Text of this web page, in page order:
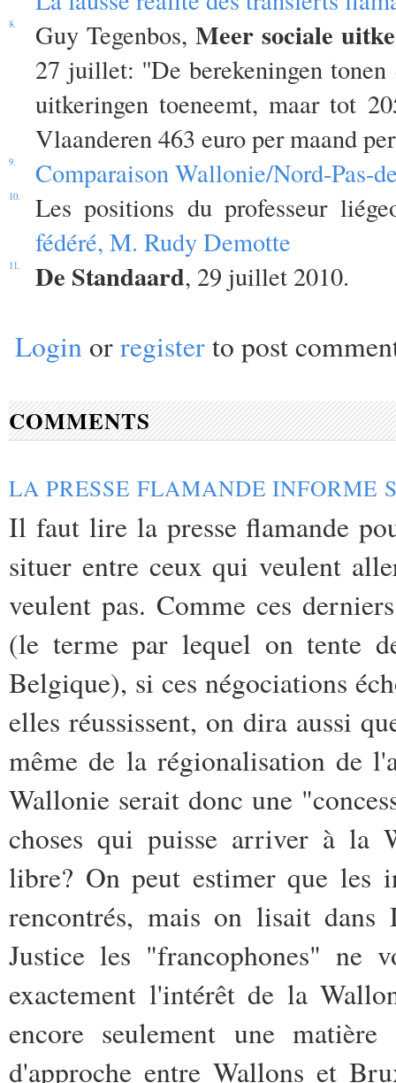
8. Guy Tegenbos, Meer sociale
27 juillet: ''De berekeningen
uitkeringen toeneemt, maar tot
Vlaanderen 463 euro per maand
9. Comparaison Wallonie/Nord-Pas-
10.
Les positions du professeur
fédéré, M. Rudy Demotte
11. De Standaard, 29 juillet 2010.
Loginorregisterto post
COMMENTS
LA PRESSE FLAMANDE INFORME
Il faut lire la presse flamande
situer entre ceux qui veulent
veulent pas. Comme ces
(le terme par lequel on tente
Belgique), si ces négociations
elles réussissent, on dira aussi
même de la régionalisation de
Wallonie serait donc une
choses qui puisse arriver à la
libre? On peut estimer que les
rencontrés, mais on lisait
Justice les "francophones" ne
exactement l'intérêt de la
encore seulement une
d'approche entre Wallons et